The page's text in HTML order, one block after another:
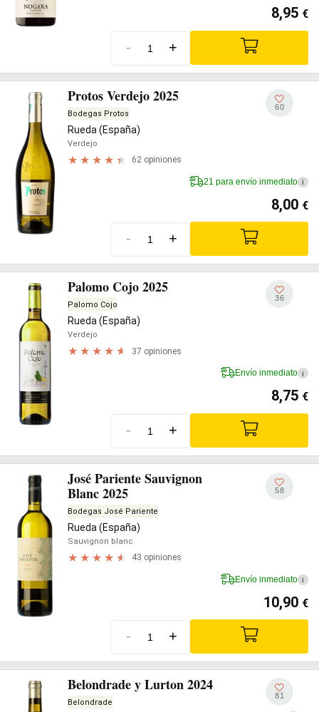
8,95 €
- +
Protos Verdejo 2025
Bodegas Protos
Rueda (España)
Verdejo
62 opiniones
60
21 para envío inmediato i
8,00 €
- +
Palomo Cojo 2025
Palomo Cojo
Rueda (España)
Verdejo
37 opiniones
36
Envío inmediato i
8,75 €
- +
José Pariente Sauvignon
Blanc 2025
Bodegas José Pariente
Rueda (España)
Sauvignon blanc
43 opiniones
58
Envío inmediato i
10,90 €
- +
Belondrade y Lurton 2024
Belondrade
81